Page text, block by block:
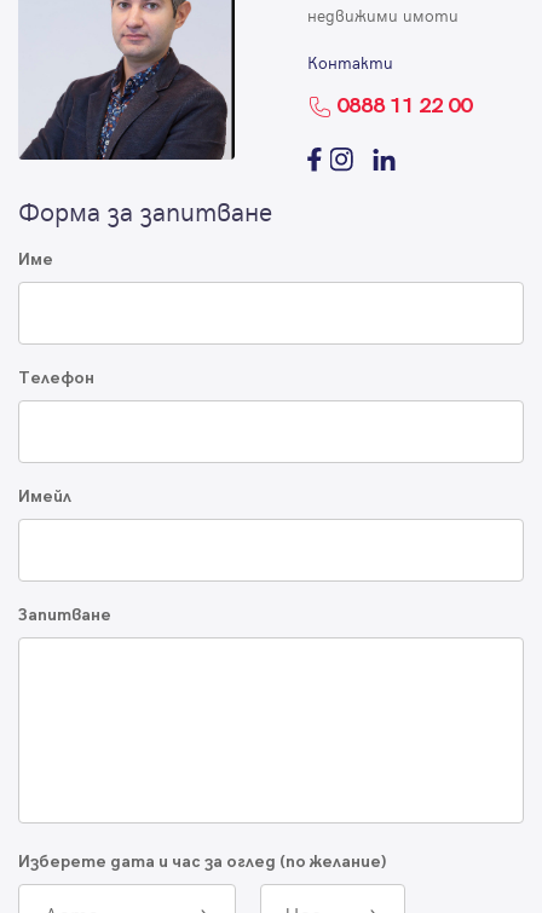
недвижими имоти
Контакти
0888 11 22 00
Форма за запитване
Име
Телефон
Имейл
Запитване
Изберете дата и час за оглед (по желание)